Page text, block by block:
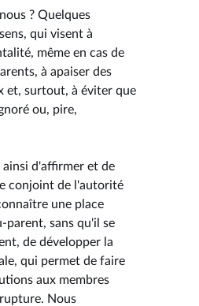
? Quelques
qui visent à
même en cas de
à apaiser des
et, surtout, à éviter que
ou, pire,
d'affirmer et de
conjoint de l'autorité
une place
parent, sans qu'il se
de développer la
qui permet de faire
aux membres
Nous